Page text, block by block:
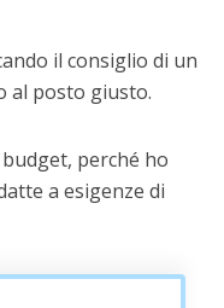
il consiglio di un
al posto giusto.
perché ho
a esigenze di